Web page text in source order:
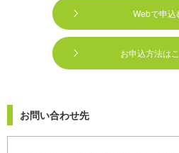
Webで申込
お申込方法は
お問い合わせ先